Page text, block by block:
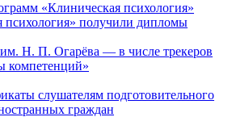
«Клиническая психология»
психология» получили дипломы
Н. П. Огарёва — в числе трекеров
компетенций»
слушателям подготовительного
граждан